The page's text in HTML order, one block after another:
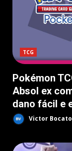
TCG
Pokémon
Absol ex
dano fácil e
Victor Bocato